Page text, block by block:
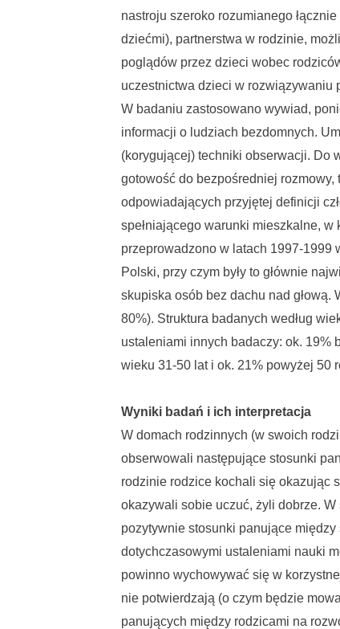
nastroju szeroko rozumianego
dziećmi), partnerstwa w rodzinie,
poglądów przez dzieci wobec
uczestnictwa dzieci w rozwiązywaniu
W badaniu zastosowano wywiad,
informacji o ludziach bezdomnych.
(korygującej) techniki obserwacji. Do
gotowość do bezpośredniej
odpowiadających przyjętej definicji
spełniającego warunki mieszkalne, w
przeprowadzono w latach 1997-1999
Polski, przy czym były to głównie
skupiska osób bez dachu nad głową.
80%). Struktura badanych według
ustaleniami innych badaczy: ok. 19%
wieku 31-50 lat i ok. 21% powyżej 50
Wyniki badań i ich interpretacja
W domach rodzinnych (w swoich
obserwowali następujące stosunki
rodzinie rodzice kochali się okazując
okazywali sobie uczuć, żyli dobrze. W
pozytywnie stosunki panujące
dotychczasowymi ustaleniami nauki
powinno wychowywać się w
nie potwierdzają (o czym będzie
panujących między rodzicami na